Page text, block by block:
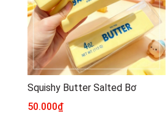
Squishy Butter Salted Bơ
50.000₫